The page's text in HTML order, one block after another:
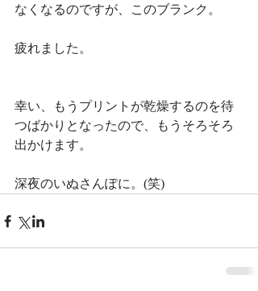
なくなるのですが、このブランク。
疲れました。
幸い、もうプリントが乾燥するのを待
つばかりとなったので、もうそろそろ
出かけます。
深夜のいぬさんぽに。(笑)